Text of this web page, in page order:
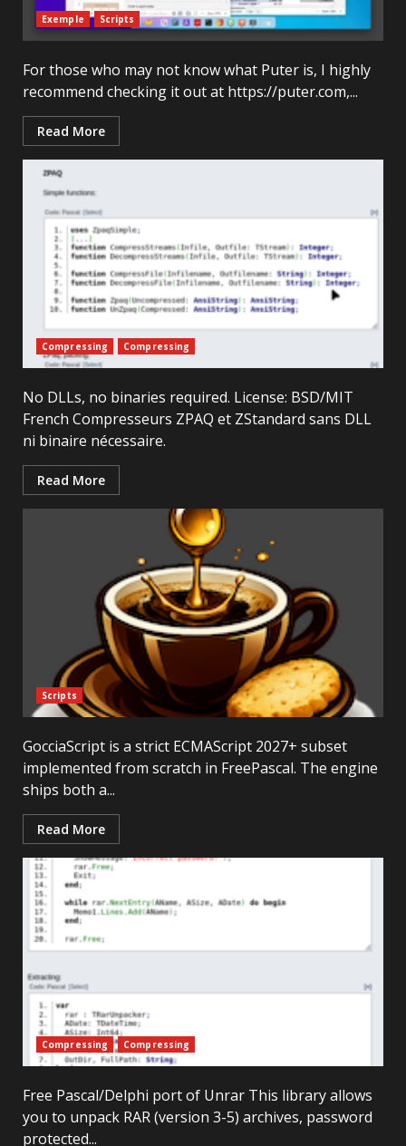
Exemple Scripts
For those who may not know what Puter is, I highly
recommend checking it out at https://puter.com,...
Read More
Compressing Compressing
No DLLs, no binaries required. License: BSD/MIT
French Compresseurs ZPAQ et ZStandard sans DLL
ni binaire nécessaire.
Read More
Scripts
GocciaScript is a strict ECMAScript 2027+ subset
implemented from scratch in FreePascal. The engine
ships both a...
Read More
Compressing Compressing
Free Pascal/Delphi port of Unrar This library allows
you to unpack RAR (version 3-5) archives, password
protected...